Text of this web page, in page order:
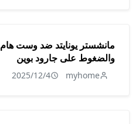
مانشستر يونايتد ضد وست هام:
والضغوط على جارود بوين
myhome
2025/12/4